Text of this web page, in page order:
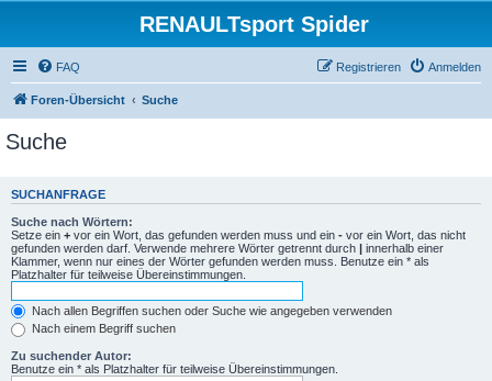
RENAULTsport Spider
FAQ Anmelden
Registrieren
Foren-Übersicht Suche
Suche
SUCHANFRAGE
Suche nach Wörtern:
Setze ein + vor ein Wort, das gefunden werden muss und ein - vor ein Wort, das nicht
gefunden werden darf. Verwende mehrere Wörter getrennt durch | innerhalb einer
Klammer, wenn nur eines der Wörter gefunden werden muss. Benutze ein * als
Platzhalter für teilweise Übereinstimmungen.
Nach allen Begriffen suchen oder Suche wie angegeben verwenden
Nach einem Begriff suchen
Zu suchender Autor:
Benutze ein * als Platzhalter für teilweise Übereinstimmungen.